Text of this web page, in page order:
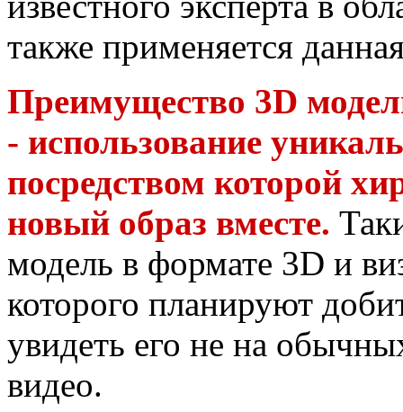
также применяется
Преимущество 3D
- использование
посредством которой
новый образ вместе.
модель в формате 3D и
которого планируют
увидеть его не на
видео.